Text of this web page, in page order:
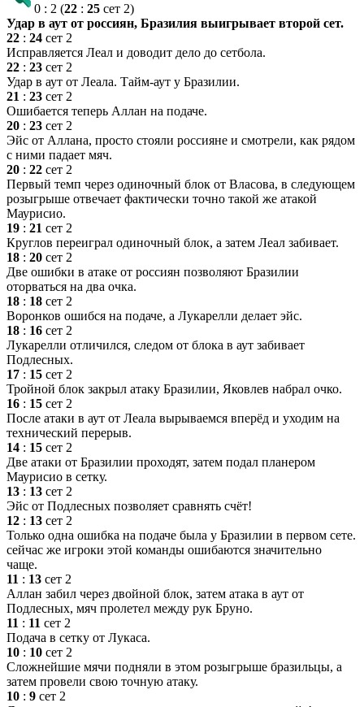
0 : 2 (22 : 25 сет 2)
Удар в аут от россиян, Бразилия выигрывает второй сет.
22 : 24 сет 2
Исправляется Леал и доводит дело до сетбола.
22 : 23 сет 2
Удар в аут от Леала. Тайм-аут у Бразилии.
21 : 23 сет 2
Ошибается теперь Аллан на подаче.
20 : 23 сет 2
Эйс от Аллана, просто стояли россияне и смотрели, как рядом
с ними падает мяч.
20 : 22 сет 2
Первый темп через одиночный блок от Власова, в следующем
розыгрыше отвечает фактически точно такой же атакой
Маурисио.
19 : 21 сет 2
Круглов переиграл одиночный блок, а затем Леал забивает.
18 : 20 сет 2
Две ошибки в атаке от россиян позволяют Бразилии
оторваться на два очка.
18 : 18 сет 2
Воронков ошибся на подаче, а Лукарелли делает эйс.
18 : 16 сет 2
Лукарелли отличился, следом от блока в аут забивает
Подлесных.
17 : 15 сет 2
Тройной блок закрыл атаку Бразилии, Яковлев набрал очко.
16 : 15 сет 2
После атаки в аут от Леала вырываемся вперёд и уходим на
технический перерыв.
14 : 15 сет 2
Две атаки от Бразилии проходят, затем подал планером
Маурисио в сетку.
13 : 13 сет 2
Эйс от Подлесных позволяет сравнять счёт!
12 : 13 сет 2
Только одна ошибка на подаче была у Бразилии в первом сете.
сейчас же игроки этой команды ошибаются значительно
чаще.
11 : 13 сет 2
Аллан забил через двойной блок, затем атака в аут от
Подлесных, мяч пролетел между рук Бруно.
11 : 11 сет 2
Подача в сетку от Лукаса.
10 : 10 сет 2
Сложнейшие мячи подняли в этом розыгрыше бразильцы, а
затем провели свою точную атаку.
10 : 9 сет 2